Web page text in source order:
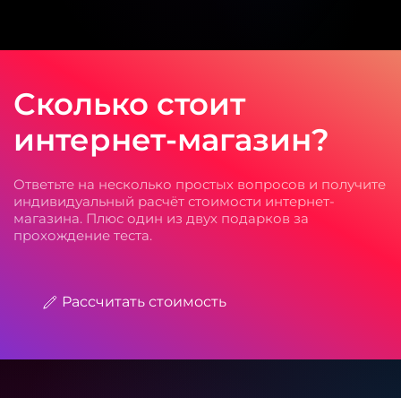
Сколько стоит
интернет-магазин?
Ответьте на несколько простых вопросов и получите
индивидуальный расчёт стоимости интернет-
магазина. Плюс один из двух подарков за
прохождение теста.
Рассчитать стоимость